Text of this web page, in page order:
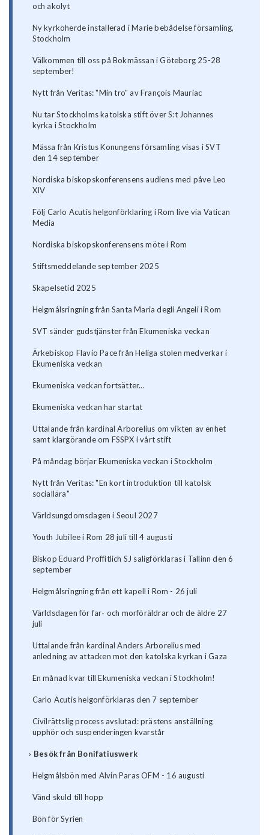
och akolyt
Ny kyrkoherde installerad i Marie bebådelse församling,
Stockholm
Välkommen till oss på Bokmässan i Göteborg 25-28
september!
Nytt från Veritas: "Min tro" av François Mauriac
Nu tar Stockholms katolska stift över S:t Johannes
kyrka i Stockholm
Mässa från Kristus Konungens församling visas i SVT
den 14 september
Nordiska biskopskonferensens audiens med påve Leo
XIV
Följ Carlo Acutis helgonförklaring i Rom live via Vatican
Media
Nordiska biskopskonferensens möte i Rom
Stiftsmeddelande september 2025
Skapelsetid 2025
Helgmålsringning från Santa Maria degli Angeli i Rom
SVT sänder gudstjänster från Ekumeniska veckan
Ärkebiskop Flavio Pace från Heliga stolen medverkar i
Ekumeniska veckan
Ekumeniska veckan fortsätter...
Ekumeniska veckan har startat
Uttalande från kardinal Arborelius om vikten av enhet
samt klargörande om FSSPX i vårt stift
På måndag börjar Ekumeniska veckan i Stockholm
Nytt från Veritas: "En kort introduktion till katolsk
sociallära"
Världsungdomsdagen i Seoul 2027
Youth Jubilee i Rom 28 juli till 4 augusti
Biskop Eduard Proffitlich SJ saligförklaras i Tallinn den 6
september
Helgmålsringning från ett kapell i Rom - 26 juli
Världsdagen för far- och morföräldrar och de äldre 27
juli
Uttalande från kardinal Anders Arborelius med
anledning av attacken mot den katolska kyrkan i Gaza
En månad kvar till Ekumeniska veckan i Stockholm!
Carlo Acutis helgonförklaras den 7 september
Civilrättslig process avslutad: prästens anställning
upphör och suspenderingen kvarstår
Besök från Bonifatiuswerk
Helgmålsbön med Alvin Paras OFM - 16 augusti
Vänd skuld till hopp
Bön för Syrien